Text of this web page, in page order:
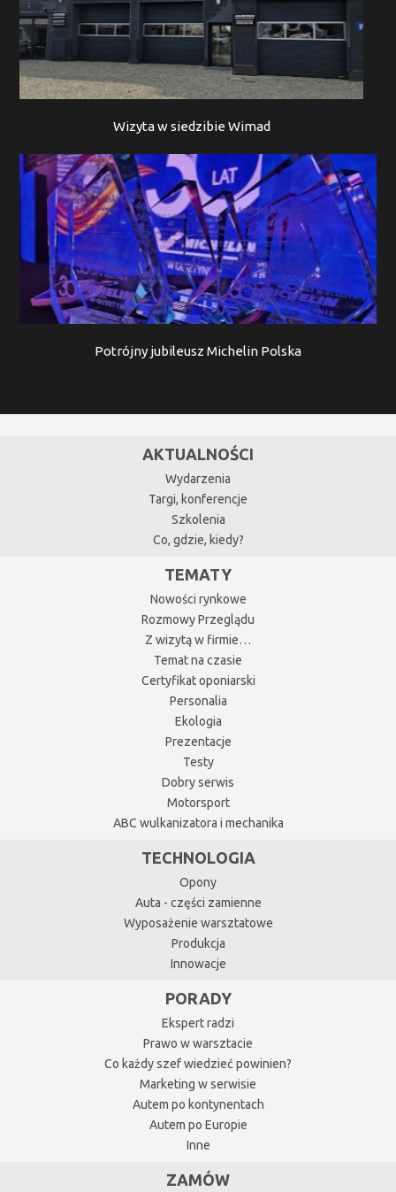
Wizyta w siedzibie Wimad
Potrójny jubileusz Michelin Polska
AKTUALNOŚCI
Wydarzenia
Targi, konferencje
Szkolenia
Co, gdzie, kiedy?
TEMATY
Nowości rynkowe
Rozmowy Przeglądu
Z wizytą w firmie…
Temat na czasie
Certyfikat oponiarski
Personalia
Ekologia
Prezentacje
Testy
Dobry serwis
Motorsport
ABC wulkanizatora i mechanika
TECHNOLOGIA
Opony
Auta - części zamienne
Wyposażenie warsztatowe
Produkcja
Innowacje
PORADY
Ekspert radzi
Prawo w warsztacie
Co każdy szef wiedzieć powinien?
Marketing w serwisie
Autem po kontynentach
Autem po Europie
Inne
ZAMÓW